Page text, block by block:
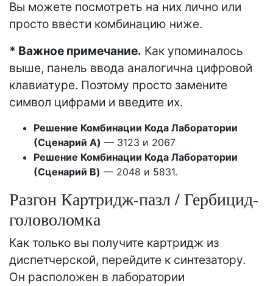
Вы можете посмотреть на них лично или
просто ввести комбинацию ниже.
* Важное примечание. Как упоминалось
выше, панель ввода аналогична цифровой
клавиатуре. Поэтому просто замените
символ цифрами и введите их.
Решение Комбинации Кода Лаборатории
(Сценарий A) — 3123 и 2067
Решение Комбинации Кода Лаборатории
(Сценарий B) — 2048 и 5831.
Разгон Картридж-пазл / Гербицид-
головоломка
Как только вы получите картридж из
диспетчерской, перейдите к синтезатору.
Он расположен в лаборатории